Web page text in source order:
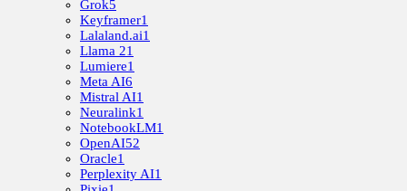
Grok5
Keyframer1
Lalaland.ai1
Llama 21
Lumiere1
Meta AI6
Mistral AI1
Neuralink1
NotebookLM1
OpenAI52
Oracle1
Perplexity AI1